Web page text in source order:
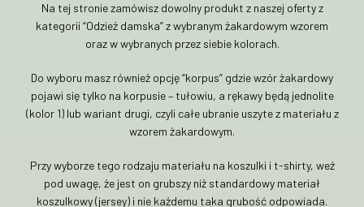
Na tej stronie zamówisz dowolny produkt z naszej oferty z
kategorii “Odzież damska” z wybranym żakardowym wzorem
oraz w wybranych przez siebie kolorach.
Do wyboru masz również opcję “korpus” gdzie wzór żakardowy
pojawi się tylko na korpusie – tułowiu, a rękawy będą jednolite
(kolor 1) lub wariant drugi, czyli całe ubranie uszyte z materiału z
wzorem żakardowym.
Przy wyborze tego rodzaju materiału na koszulki i t-shirty, weź
pod uwagę, że jest on grubszy niż standardowy materiał
koszulkowy (jersey) i nie każdemu taka grubość odpowiada.